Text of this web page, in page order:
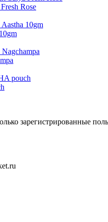
Rose
зарегистрированные